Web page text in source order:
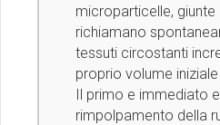
microparticelle, giunte
richiamano
tessuti circostanti
proprio volume
Il primo e immediato
rimpolpamento della